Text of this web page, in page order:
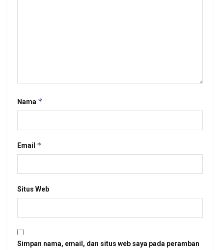
Nama *
Email *
Situs Web
Simpan nama, email, dan situs web saya pada peramban